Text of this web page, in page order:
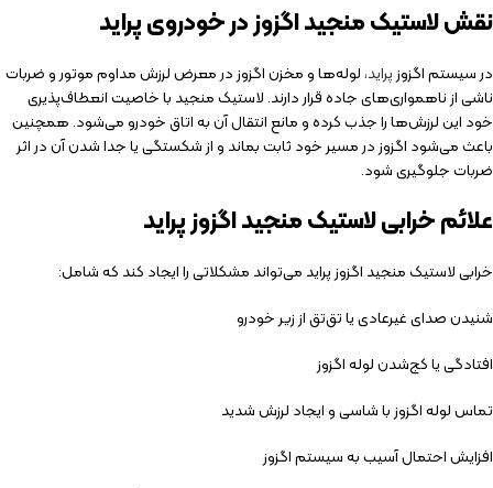
نقش لاستیک منجید اگزوز در خودروی پراید
در سیستم اگزوز پراید، لوله‌ها و مخزن اگزوز در معرض لرزش مداوم موتور و ضربات
ناشی از ناهمواری‌های جاده قرار دارند. لاستیک منجید با خاصیت انعطاف‌پذیری
خود این لرزش‌ها را جذب کرده و مانع انتقال آن به اتاق خودرو می‌شود. همچنین
باعث می‌شود اگزوز در مسیر خود ثابت بماند و از شکستگی یا جدا شدن آن در اثر
ضربات جلوگیری شود.
علائم خرابی لاستیک منجید اگزوز پراید
خرابیلاستیک منجید اگزوز پراید می‌تواند مشکلاتی را ایجاد کند که شامل:
شنیدن صدای غیرعادی یا تق‌تق از زیر خودرو
افتادگی یا کج‌شدن لوله اگزوز
تماس لوله اگزوز با شاسی و ایجاد لرزش شدید
افزایش احتمال آسیب به سیستم اگزوز